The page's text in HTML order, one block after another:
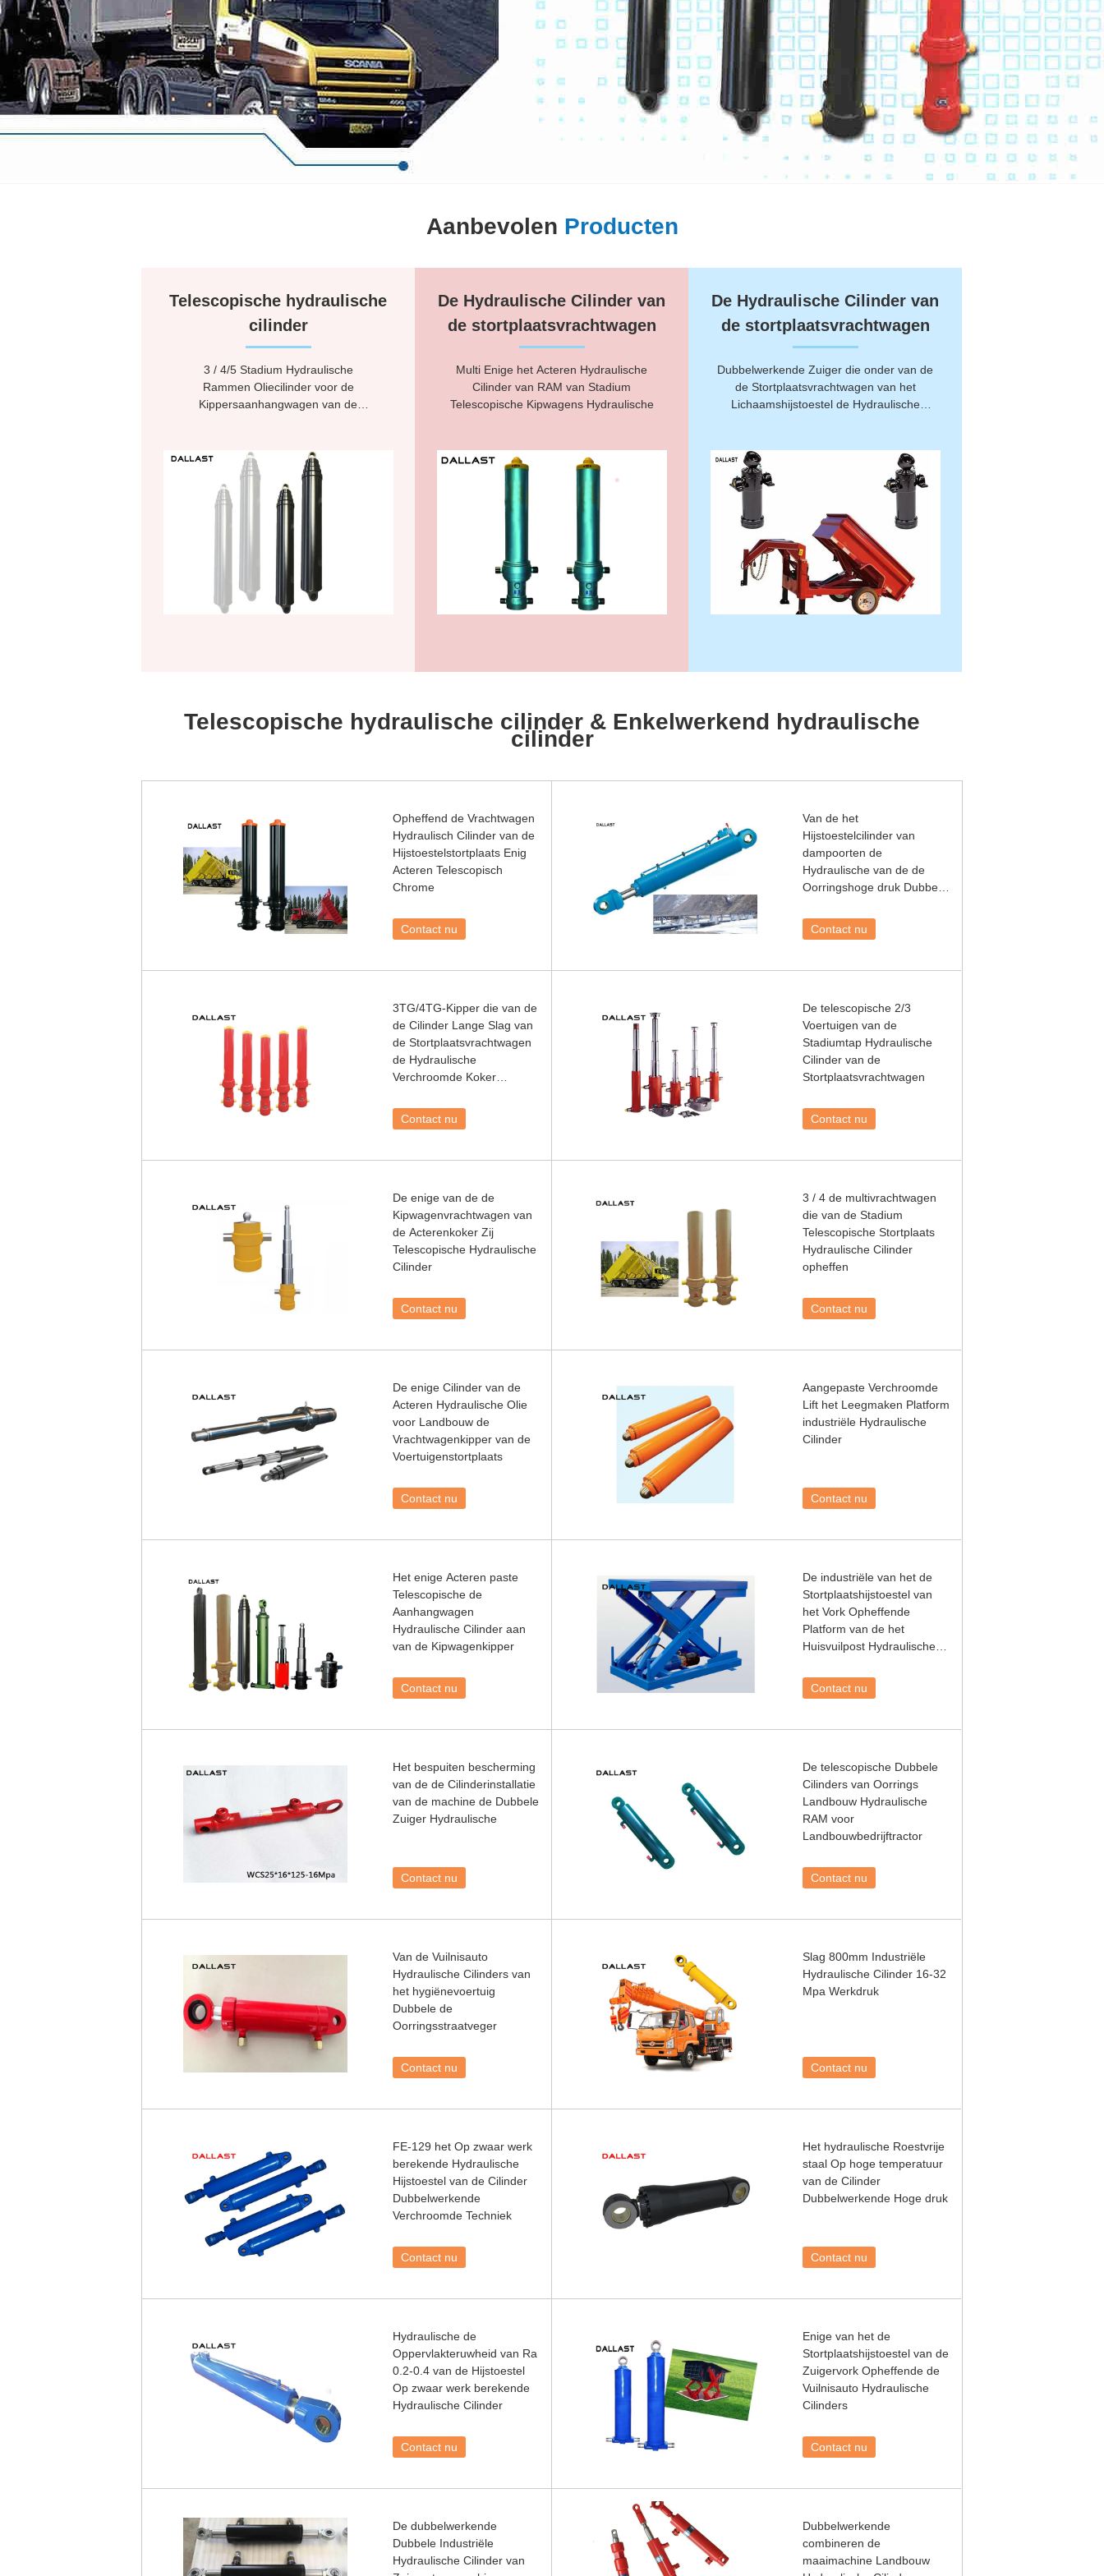
Aanbevolen Producten
Telescopische hydraulische
cilinder
3 / 4/5 Stadium Hydraulische
Rammen Oliecilinder voor de
Kippersaanhangwagen van de
De Hydraulische Cilinder van
de stortplaatsvrachtwagen
Multi Enige het Acteren Hydraulische
Cilinder van RAM van Stadium
Telescopische Kipwagens Hydraulische
De Hydraulische Cilinder van
de stortplaatsvrachtwagen
Dubbelwerkende Zuiger die onder van de
de Stortplaatsvrachtwagen van het
Lichaamshijstoestel de Hydraulische
Telescopische hydraulische cilinder & Enkelwerkend hydraulische
cilinder
Opheffend de Vrachtwagen
Hydraulisch Cilinder van de
Hijstoestelstortplaats Enig
Acteren Telescopisch
Chrome
Contact nu
Van de het
Hijstoestelcilinder van
dampoorten de
Hydraulische van de de
Oorringshoge druk Dubbele
Contact nu
3TG/4TG-Kipper die van de
de Cilinder Lange Slag van
de Stortplaatsvrachtwagen
de Hydraulische
Verchroomde Koker
Contact nu
De telescopische 2/3
Voertuigen van de
Stadiumtap Hydraulische
Cilinder van de
Stortplaatsvrachtwagen
Contact nu
De enige van de de
Kipwagenvrachtwagen van
de Acterenkoker Zij
Telescopische Hydraulische
Cilinder
Contact nu
3 / 4 de multivrachtwagen
die van de Stadium
Telescopische Stortplaats
Hydraulische Cilinder
opheffen
Contact nu
De enige Cilinder van de
Acteren Hydraulische Olie
voor Landbouw de
Vrachtwagenkipper van de
Voertuigenstortplaats
Contact nu
Aangepaste Verchroomde
Lift het Leegmaken Platform
industriële Hydraulische
Cilinder
Contact nu
Het enige Acteren paste
Telescopische de
Aanhangwagen
Hydraulische Cilinder aan
van de Kipwagenkipper
Contact nu
De industriële van het de
Stortplaatshijstoestel van
het Vork Opheffende
Platform van de het
Huisvuilpost Hydraulische
Contact nu
Het bespuiten bescherming
van de de Cilinderinstallatie
van de machine de Dubbele
Zuiger Hydraulische
Contact nu
De telescopische Dubbele
Cilinders van Oorrings
Landbouw Hydraulische
RAM voor
Landbouwbedrijftractor
Contact nu
Van de Vuilnisauto
Hydraulische Cilinders van
het hygiënevoertuig
Dubbele de
Oorringsstraatveger
Contact nu
Slag 800mm Industriële
Hydraulische Cilinder 16-32
Mpa Werkdruk
Contact nu
FE-129 het Op zwaar werk
berekende Hydraulische
Hijstoestel van de Cilinder
Dubbelwerkende
Verchroomde Techniek
Contact nu
Het hydraulische Roestvrije
staal Op hoge temperatuur
van de Cilinder
Dubbelwerkende Hoge druk
Contact nu
Hydraulische de
Oppervlakteruwheid van Ra
0.2-0.4 van de Hijstoestel
Op zwaar werk berekende
Hydraulische Cilinder
Contact nu
Enige van het de
Stortplaatshijstoestel van de
Zuigervork Opheffende de
Vuilnisauto Hydraulische
Cilinders
Contact nu
De dubbelwerkende
Dubbele Industriële
Hydraulische Cilinder van
Dubbelwerkende
combineren de
maaimachine Landbouw